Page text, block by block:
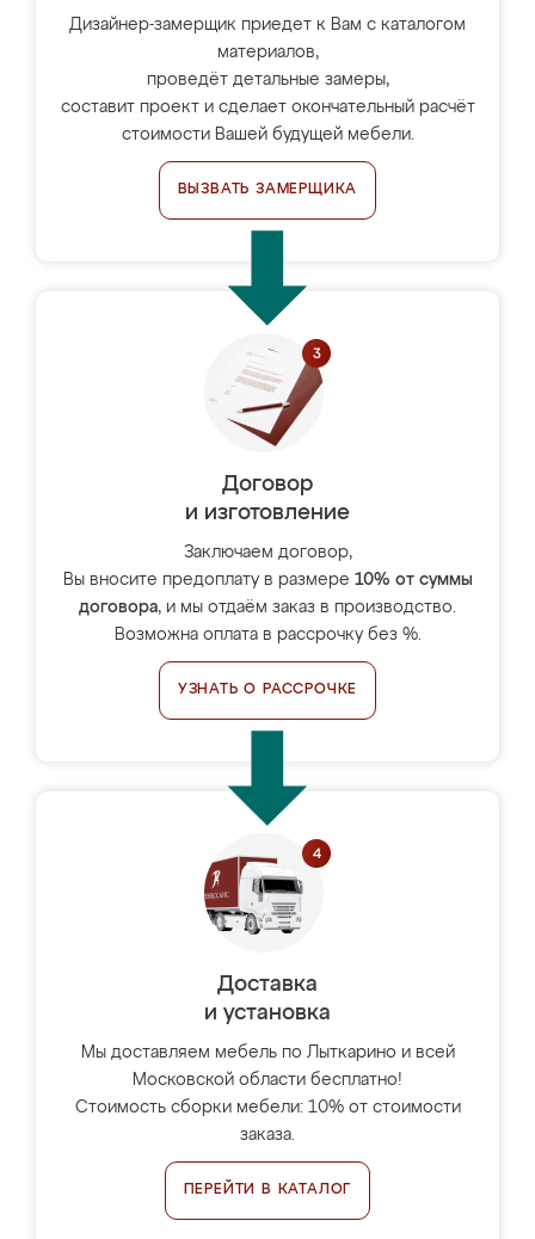
Дизайнер-замерщик приедет к Вам с каталогом
материалов,
проведёт детальные замеры,
составит проект и сделает окончательный расчёт
стоимости Вашей будущей мебели.
ВЫЗВАТЬ ЗАМЕРЩИКА
Договор
и изготовление
Заключаем договор,
Вы вносите предоплату в размере 10% от суммы
договора, и мы отдаём заказ в производство.
Возможна оплата в рассрочку без %.
УЗНАТЬ О РАССРОЧКЕ
Доставка
и установка
Мы доставляем мебель по Лыткарино и всей
Московской области бесплатно!
Стоимость сборки мебели: 10% от стоимости
заказа.
ПЕРЕЙТИ В КАТАЛОГ